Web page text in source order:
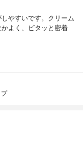
やすいです。クリーム
よく、ピタッと密着